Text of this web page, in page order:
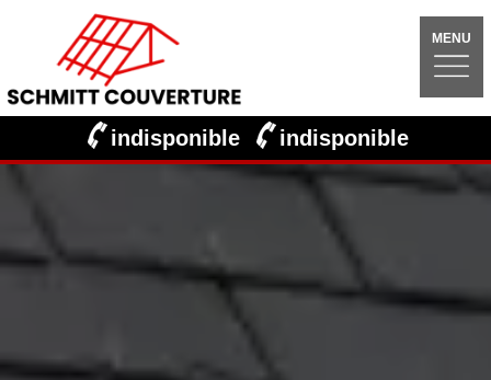
MENU
indisponible indisponible